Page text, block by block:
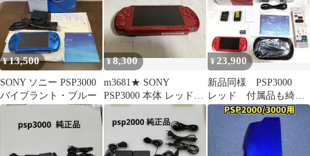
¥13,500
SONY ソニー PSP3000
バイブラント・ブルー
¥8,300
m3681★ SONY
PSP3000 本体 レッド
ジャンク品
¥23,900
新品同様 PSP3000
レッド 付属品も綺麗
な美品 液晶画面は無